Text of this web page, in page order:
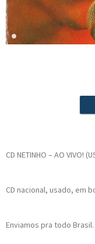
CD NETINHO ‎– AO VIVO!
CD nacional, usado, em
Enviamos pra todo Brasil.